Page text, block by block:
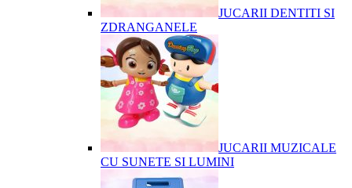
JUCARII DENTITI SI
ZDRANGANELE
JUCARII MUZICALE
CU SUNETE SI LUMINI